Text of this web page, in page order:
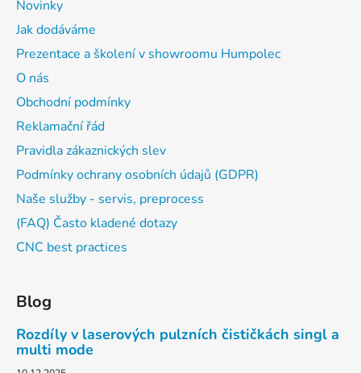
Novinky
Jak dodáváme
Prezentace a školení v showroomu Humpolec
O nás
Obchodní podmínky
Reklamační řád
Pravidla zákaznických slev
Podmínky ochrany osobních údajů (GDPR)
Naše služby - servis, preprocess
(FAQ) Často kladené dotazy
CNC best practices
Blog
Rozdíly v laserových pulzních čističkách singl a
multi mode